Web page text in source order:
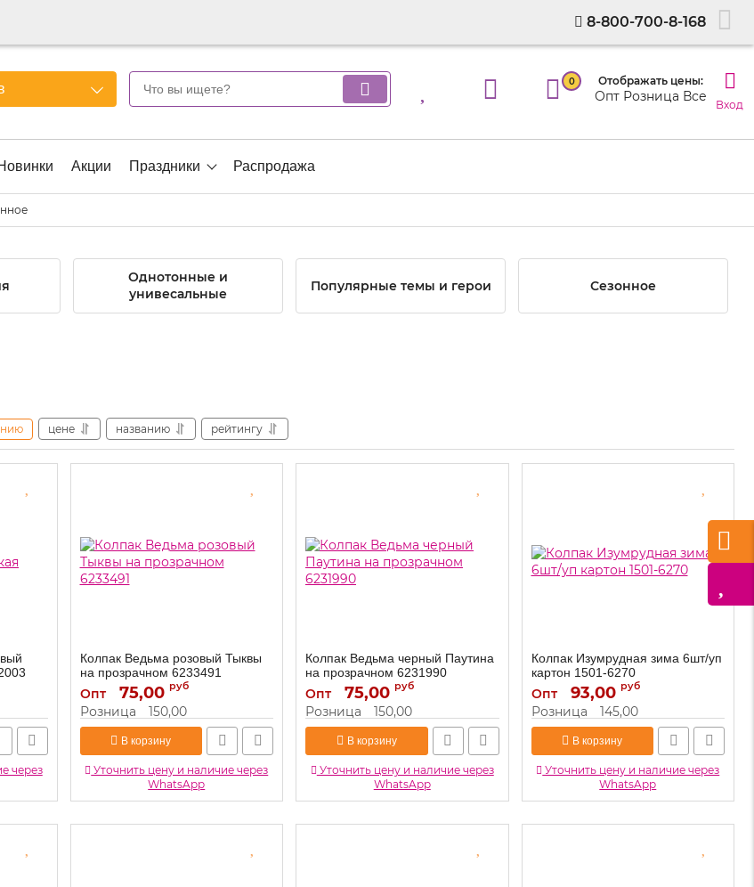
8-800-700-8-168
0 Отображать цены:
Опт Розница Все Вход
Акции Праздники Распродажа
Однотонные и
унивесальные
Популярные темы и герои Сезонное
цене названию рейтингу
через
Колпак Ведьма розовый Тыквы
на прозрачном 6233491
Артикул: 6233491
Опт 75,00 руб
Розница 150,00
В корзину
Уточнить цену и наличие через
WhatsApp
Колпак Ведьма черный Паутина
на прозрачном 6231990
Артикул: 6231990
Опт 75,00 руб
Розница 150,00
В корзину
Уточнить цену и наличие через
WhatsApp
Колпак Изумрудная зима 6шт/уп
картон 1501-6270
Артикул: 1501-6270
Опт 93,00 руб
Розница 145,00
В корзину
Уточнить цену и наличие через
WhatsApp